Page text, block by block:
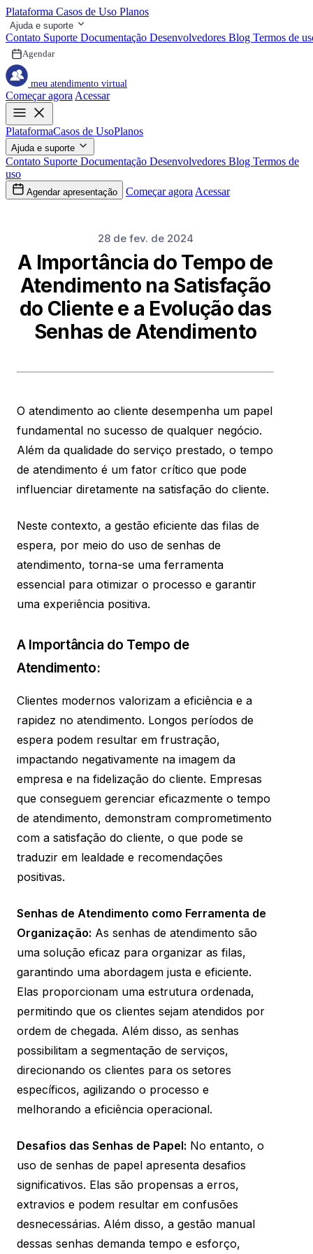
Plataforma Casos de Uso Planos
Ajuda e suporte
Contato Suporte Documentação Desenvolvedores Blog Termos de
Agendar
meu atendimento virtual
Começar agora Acessar
PlataformaCasos de UsoPlanos
Ajuda e suporte
Contato Suporte Documentação Desenvolvedores Blog Termos de
uso
Agendar apresentação Começar agora Acessar
28 de fev. de 2024
A Importância do Tempo de
Atendimento na Satisfação
do Cliente e a Evolução das
Senhas de Atendimento
O atendimento ao cliente desempenha um papel
fundamental no sucesso de qualquer negócio.
Além da qualidade do serviço prestado, o tempo
de atendimento é um fator crítico que pode
influenciar diretamente na satisfação do cliente.
Neste contexto, a gestão eficiente das filas de
espera, por meio do uso de senhas de
atendimento, torna-se uma ferramenta
essencial para otimizar o processo e garantir
uma experiência positiva.
A Importância do Tempo de
Atendimento:
Clientes modernos valorizam a eficiência e a
rapidez no atendimento. Longos períodos de
espera podem resultar em frustração,
impactando negativamente na imagem da
empresa e na fidelização do cliente. Empresas
que conseguem gerenciar eficazmente o tempo
de atendimento, demonstram comprometimento
com a satisfação do cliente, o que pode se
traduzir em lealdade e recomendações
positivas.
Senhas de Atendimento como Ferramenta de
Organização: As senhas de atendimento são
uma solução eficaz para organizar as filas,
garantindo uma abordagem justa e eficiente.
Elas proporcionam uma estrutura ordenada,
permitindo que os clientes sejam atendidos por
ordem de chegada. Além disso, as senhas
possibilitam a segmentação de serviços,
direcionando os clientes para os setores
específicos, agilizando o processo e
melhorando a eficiência operacional.
Desafios das Senhas de Papel: No entanto, o
uso de senhas de papel apresenta desafios
significativos. Elas são propensas a erros,
extravios e podem resultar em confusões
desnecessárias. Além disso, a gestão manual
dessas senhas demanda tempo e esforço,